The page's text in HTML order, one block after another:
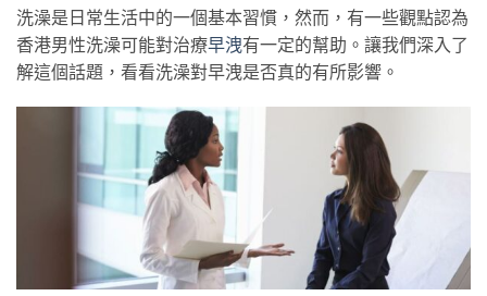
洗澡是日常生活中的一個基本習慣，然而，有一些觀點認為
香港男性洗澡可能對治療早洩有一定的幫助。讓我們深入了
解這個話題，看看洗澡對早洩是否真的有所影響。